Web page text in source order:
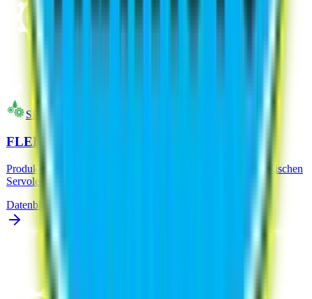
SPEZIFISCHE SCHMIERMITTEL
FLEET SERVOLENKUNG - ADDITIV
Produkt zur Wiederherstellung und Verbesserung des hydraulischen
Servolenkungskreislauf
Datenblatt Analysieren